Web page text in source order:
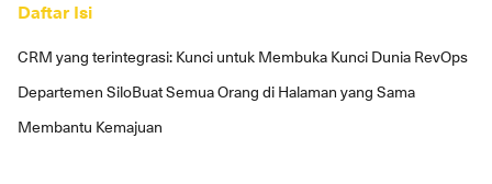
Daftar Isi
CRM yang terintegrasi: Kunci untuk Membuka Kunci Dunia RevOps
Departemen SiloBuat Semua Orang di Halaman yang Sama
Membantu Kemajuan